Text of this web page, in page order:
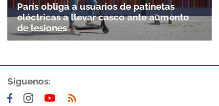
París obliga a usuarios de patinetas
eléctricas a llevar casco ante aumento
de lesiones
Síguenos: